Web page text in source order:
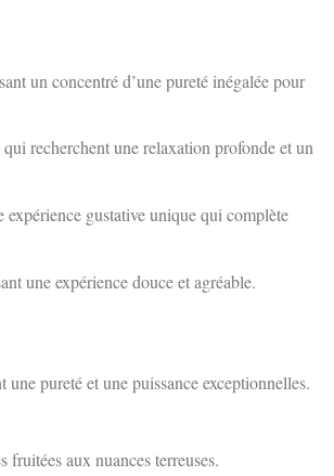
un concentré d’une pureté inégalée pour
recherchent une relaxation profonde et un
gustative unique qui complète
une expérience douce et agréable.
pureté et une puissance exceptionnelles.
fruitées aux nuances terreuses.